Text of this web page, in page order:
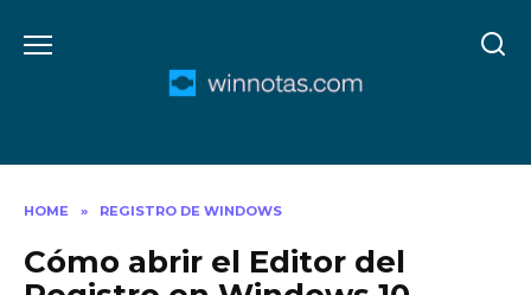
HOME » REGISTRO DE WINDOWS
Cómo abrir el Editor del